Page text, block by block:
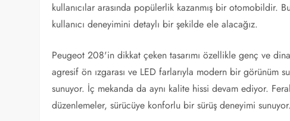
kullanıcılar arasında popülerlik kazanmış bir
kullanıcı deneyimini detaylı bir şekilde ele alacağız.
Peugeot 208'in dikkat çeken tasarımı özellikle genç ve
agresif ön ızgarası ve LED farlarıyla modern bir
sunuyor. İç mekanda da aynı kalite hissi devam ediyor.
düzenlemeler, sürücüye konforlu bir sürüş deneyimi sunuyor.